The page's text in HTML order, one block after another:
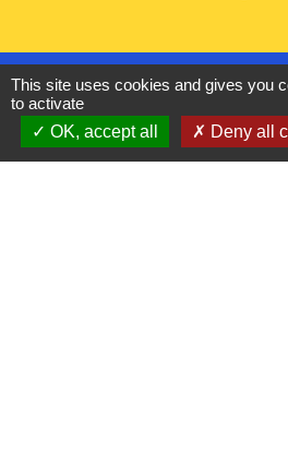
Liens
France Titres - ANTS
Oise mobilité
This site uses cookies and gives you
to activate
OK, accept all
Deny all